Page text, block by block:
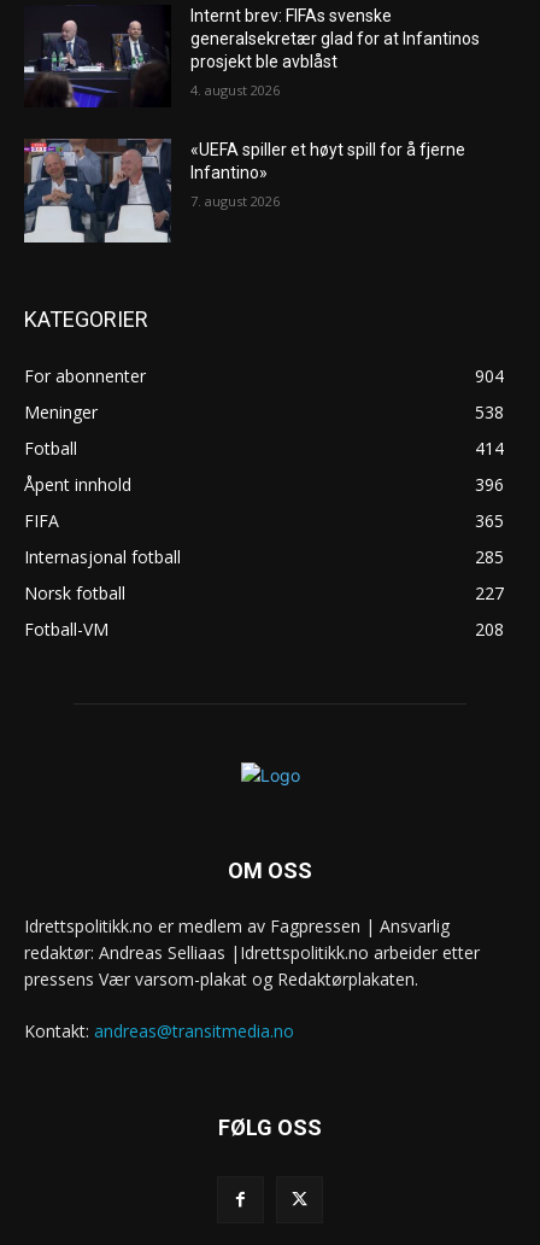
Internt brev: FIFAs svenske
generalsekretær glad for at Infantinos
prosjekt ble avblåst
4. august 2026
«UEFA spiller et høyt spill for å fjerne
Infantino»
7. august 2026
KATEGORIER
For abonnenter
904
Meninger
538
Fotball
414
Åpent innhold
396
FIFA
365
Internasjonal fotball
285
Norsk fotball
227
Fotball-VM
208
OM OSS
Idrettspolitikk.no er medlem av Fagpressen | Ansvarlig
redaktør: Andreas Selliaas |Idrettspolitikk.no arbeider etter
pressens Vær varsom-plakat og Redaktørplakaten.
Kontakt: andreas@transitmedia.no
FØLG OSS